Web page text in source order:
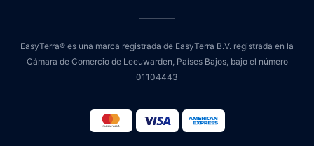
EasyTerra® es una marca registrada de EasyTerra B.V. registrada en la
Cámara de Comercio de Leeuwarden, Países Bajos, bajo el número
01104443